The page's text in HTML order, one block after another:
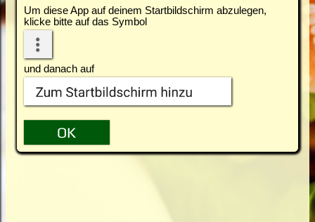
Um diese App auf deinem Startbildschirm abzulegen,
klicke bitte auf das Symbol
und danach auf